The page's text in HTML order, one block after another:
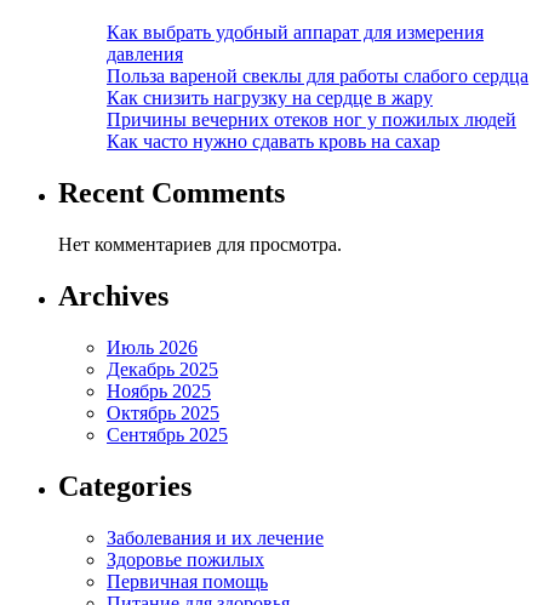
Как выбрать удобный аппарат для измерения
давления
Польза вареной свеклы для работы слабого сердца
Как снизить нагрузку на сердце в жару
Причины вечерних отеков ног у пожилых людей
Как часто нужно сдавать кровь на сахар
Recent Comments
Нет комментариев для просмотра.
Archives
Июль 2026
Декабрь 2025
Ноябрь 2025
Октябрь 2025
Сентябрь 2025
Categories
Заболевания и их лечение
Здоровье пожилых
Первичная помощь